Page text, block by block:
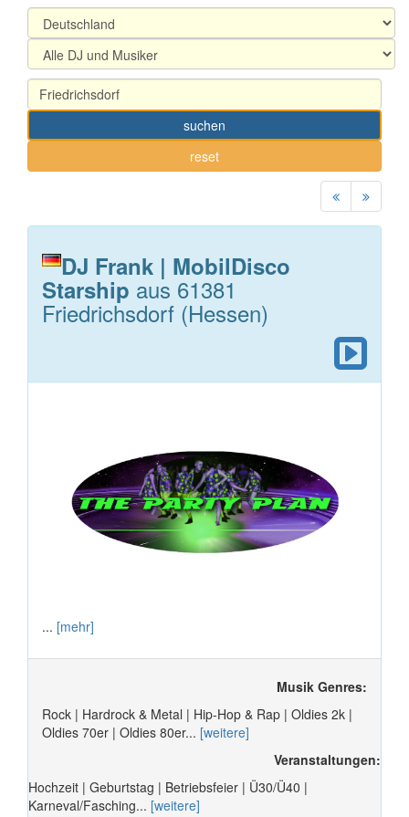
suchen
reset
DJ Frank | MobilDisco
Starship aus 61381
Friedrichsdorf (Hessen)
... [mehr]
Musik Genres:
Rock | Hardrock & Metal | Hip-Hop & Rap | Oldies 2k |
Oldies 70er | Oldies 80er... [weitere]
Veranstaltungen:
Hochzeit | Geburtstag | Betriebsfeier | Ü30/Ü40 |
Karneval/Fasching... [weitere]